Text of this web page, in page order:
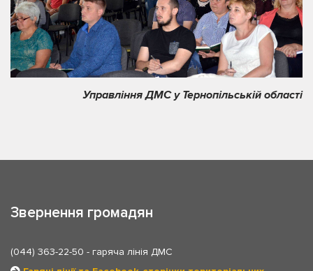
Управління ДМС у Тернопільській області
Звернення громадян
(044) 363-22-50 - гаряча лінія ДМС